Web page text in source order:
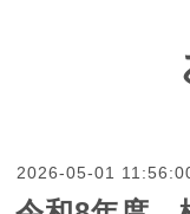
2026-05-01